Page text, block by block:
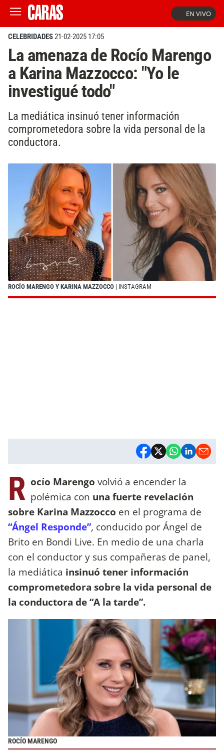
EN VIVO
CELEBRIDADES21-02-2025 17:05
La amenaza de Rocío Marengo
a Karina Mazzocco: "Yo le
investigué todo"
La mediática insinuó tener información
comprometedora sobre la vida personal de la
conductora.
ROCÍO MARENGO Y KARINA MAZZOCCO | INSTAGRAM
R ocío Marengo volvió a encender la
polémica con una fuerte revelación
sobre Karina Mazzocco en el programa de
“Ángel Responde”, conducido por Ángel de
Brito en Bondi Live. En medio de una charla
con el conductor y sus compañeras de panel,
la mediática insinuó tener información
comprometedora sobre la vida personal de
la conductora de “A la tarde”.
ROCÍO MARENGO